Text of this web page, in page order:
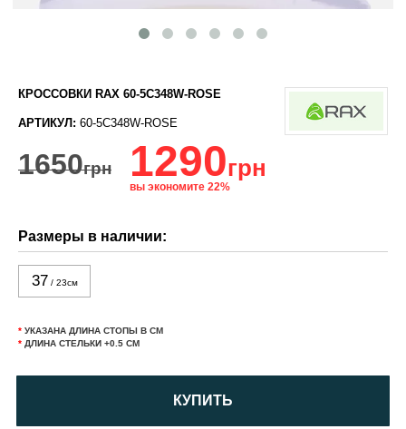
КРОССОВКИ RAX 60-5C348W-ROSE
АРТИКУЛ: 60-5C348W-ROSE
1650грн 1290грн
вы экономите 22%
Размеры в наличии:
37 / 23см
* УКАЗАНА ДЛИНА СТОПЫ В СМ
* ДЛИНА СТЕЛЬКИ +0.5 СМ
КУПИТЬ